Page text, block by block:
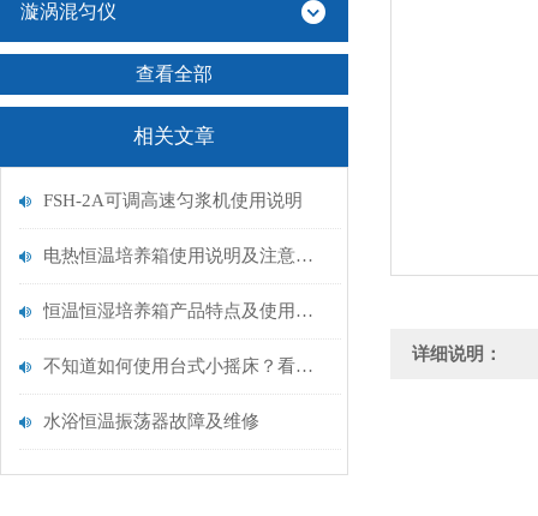
漩涡混匀仪
查看全部
相关文章
FSH-2A可调高速匀浆机使用说明
电热恒温培养箱使用说明及注意事项
恒温恒湿培养箱产品特点及使用说明
不知道如何使用台式小摇床？看这里
水浴恒温振荡器故障及维修
详细说明：